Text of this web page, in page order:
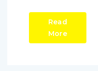
Read
More